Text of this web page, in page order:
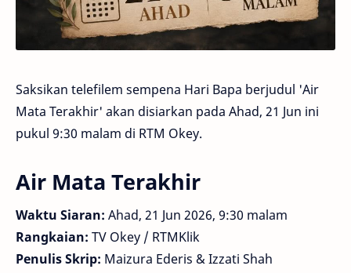
Saksikan telefilem sempena Hari Bapa berjudul 'Air
Mata Terakhir' akan disiarkan pada Ahad, 21 Jun ini
pukul 9:30 malam di RTM Okey.
Air Mata Terakhir
Waktu Siaran: Ahad, 21 Jun 2026, 9:30 malam
Rangkaian: TV Okey / RTMKlik
Penulis Skrip: Maizura Ederis & Izzati Shah